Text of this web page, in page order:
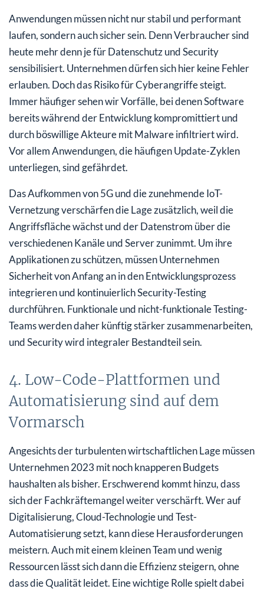
Anwendungen müssen nicht nur stabil und performant
laufen, sondern auch sicher sein. Denn Verbraucher sind
heute mehr denn je für Datenschutz und Security
sensibilisiert. Unternehmen dürfen sich hier keine Fehler
erlauben. Doch das Risiko für Cyberangriffe steigt.
Immer häufiger sehen wir Vorfälle, bei denen Software
bereits während der Entwicklung kompromittiert und
durch böswillige Akteure mit Malware infiltriert wird.
Vor allem Anwendungen, die häufigen Update-Zyklen
unterliegen, sind gefährdet.
Das Aufkommen von 5G und die zunehmende IoT-
Vernetzung verschärfen die Lage zusätzlich, weil die
Angriffsfläche wächst und der Datenstrom über die
verschiedenen Kanäle und Server zunimmt. Um ihre
Applikationen zu schützen, müssen Unternehmen
Sicherheit von Anfang an in den Entwicklungsprozess
integrieren und kontinuierlich Security-Testing
durchführen. Funktionale und nicht-funktionale Testing-
Teams werden daher künftig stärker zusammenarbeiten,
und Security wird integraler Bestandteil sein.
4. Low-Code-Plattformen und
Automatisierung sind auf dem
Vormarsch
Angesichts der turbulenten wirtschaftlichen Lage müssen
Unternehmen 2023 mit noch knapperen Budgets
haushalten als bisher. Erschwerend kommt hinzu, dass
sich der Fachkräftemangel weiter verschärft. Wer auf
Digitalisierung, Cloud-Technologie und Test-
Automatisierung setzt, kann diese Herausforderungen
meistern. Auch mit einem kleinen Team und wenig
Ressourcen lässt sich dann die Effizienz steigern, ohne
dass die Qualität leidet. Eine wichtige Rolle spielt dabei